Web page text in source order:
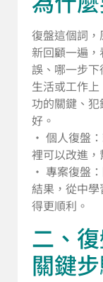
復盤這個詞
新回顧一遍
誤、哪一步
生活或工作
功的關鍵、
好。
• 個人復盤
裡可以改進，
• 專案復盤
結果，從中
得更順利。
二、
關鍵